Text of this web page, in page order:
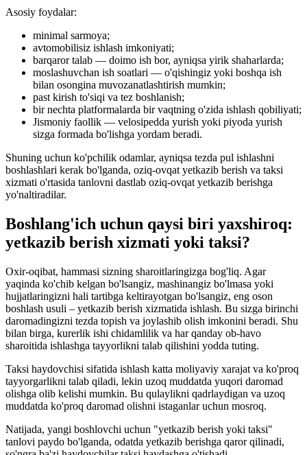
Asosiy foydalar:
minimal sarmoya;
avtomobilisiz ishlash imkoniyati;
barqaror talab — doimo ish bor, ayniqsa yirik shaharlarda;
moslashuvchan ish soatlari — o'qishingiz yoki boshqa ish
bilan osongina muvozanatlashtirish mumkin;
past kirish to'siqi va tez boshlanish;
bir nechta platformalarda bir vaqtning o'zida ishlash qobiliyati;
Jismoniy faollik — velosipedda yurish yoki piyoda yurish
sizga formada bo'lishga yordam beradi.
Shuning uchun ko'pchilik odamlar, ayniqsa tezda pul ishlashni
boshlashlari kerak bo'lganda, oziq-ovqat yetkazib berish va taksi
xizmati o'rtasida tanlovni dastlab oziq-ovqat yetkazib berishga
yo'naltiradilar.
Boshlang'ich uchun qaysi biri yaxshiroq:
yetkazib berish xizmati yoki taksi?
Oxir-oqibat, hammasi sizning sharoitlaringizga bog'liq. Agar
yaqinda ko'chib kelgan bo'lsangiz, mashinangiz bo'lmasa yoki
hujjatlaringizni hali tartibga keltirayotgan bo'lsangiz, eng oson
boshlash usuli – yetkazib berish xizmatida ishlash. Bu sizga birinchi
daromadingizni tezda topish va joylashib olish imkonini beradi. Shu
bilan birga, kurerlik ishi chidamlilik va har qanday ob-havo
sharoitida ishlashga tayyorlikni talab qilishini yodda tuting.
Taksi haydovchisi sifatida ishlash katta moliyaviy xarajat va ko'proq
tayyorgarlikni talab qiladi, lekin uzoq muddatda yuqori daromad
olishga olib kelishi mumkin. Bu qulaylikni qadrlaydigan va uzoq
muddatda ko'proq daromad olishni istaganlar uchun mosroq.
Natijada, yangi boshlovchi uchun "yetkazib berish yoki taksi"
tanlovi paydo bo'lganda, odatda yetkazib berishga qaror qilinadi,